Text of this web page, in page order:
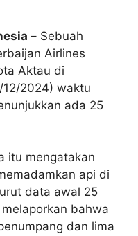
– Sebuah
Airlines
Aktau di
12/2024) waktu
ada 25
itu mengatakan
api di
data awal 25
bahwa
dan lima